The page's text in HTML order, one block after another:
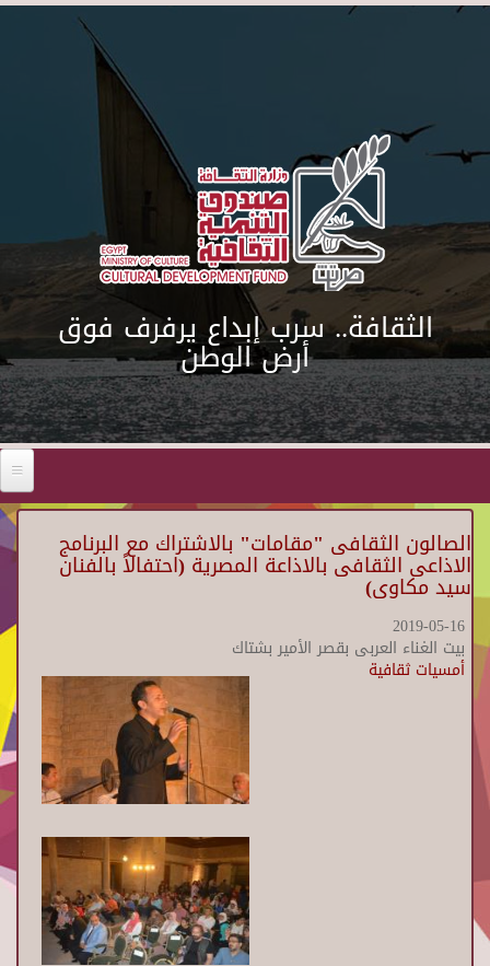
Skip to main content
الثقافة.. سرب إبداع يرفرف فوق
أرض الوطن
الصالون الثقافى "مقامات" بالاشتراك مع البرنامج
الاذاعى الثقافى بالاذاعة المصرية (احتفالاً بالفنان
سيد مكاوى)
2019-05-16
بيت الغناء العربى بقصر الأمير بشتاك
أمسيات ثقافية